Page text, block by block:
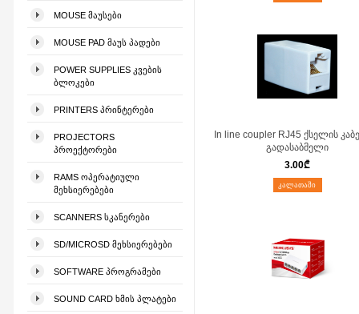
MOUSE ᲛᲐᲣᲡᲔᲑᲘ
MOUSE PAD ᲛᲐᲣᲡ ᲞᲐᲓᲔᲑᲘ
POWER SUPPLIES ᲙᲕᲔᲑᲘᲡ
ᲑᲚᲝᲙᲔᲑᲘ
PRINTERS ᲞᲠᲘᲜᲢᲔᲠᲔᲑᲘ
PROJECTORS
ᲞᲠᲝᲔᲥᲢᲝᲠᲔᲑᲘ
RAMS ᲝᲞᲔᲠᲐᲢᲘᲣᲚᲘ
ᲛᲔᲮᲡᲘᲔᲠᲔᲑᲔᲑᲘ
SCANNERS ᲡᲙᲐᲜᲔᲠᲔᲑᲘ
SD/MICROSD ᲛᲔᲮᲡᲘᲔᲠᲔᲑᲔᲑᲘ
SOFTWARE ᲞᲠᲝᲒᲠᲐᲛᲔᲑᲘ
SOUND CARD ᲮᲛᲘᲡ ᲞᲚᲐᲢᲔᲑᲘ
In line coupler RJ45 ქსელის
გადასაბმელი
3.00₾
ᲙᲐᲚᲐᲗᲐᲨᲘ